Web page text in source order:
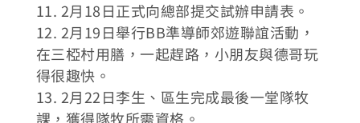
11. 2月18日正式向總部提交試辦申請表。
12. 2月19日舉行BB準導師郊遊聯誼活動，
在三椏村用膳，一起趕路，小朋友與德哥玩
得很趣快。
13. 2月22日李生、區生完成最後一堂隊牧
課，獲得隊牧所需資格。